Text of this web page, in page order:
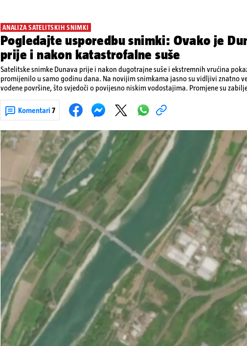
ANALIZA SATELITSKIH SNIMKI
Pogledajte usporedbu snimki: Ovako je
prije i nakon katastrofalne suše
Satelitske snimke Dunava prije i nakon dugotrajne suše i ekstremnih vrućina
promijenilo u samo godinu dana. Na novijim snimkama jasno su vidljivi znatno
vodene površine, što svjedoči o povijesno niskim vodostajima. Promjene su
2026. zabilježio satelit Sentinel-2 u sklopu programa Europske unije Copernicus.
Komentari 7
Pokretanje videa...